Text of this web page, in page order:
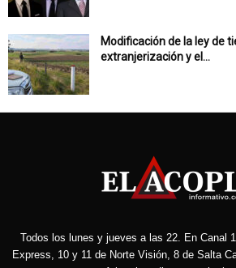
Modificación de la ley de
extranjerización y el...
Todos los lunes y jueves a las 22. En Canal
Express, 10 y 11 de Norte Visión, 8 de Salta